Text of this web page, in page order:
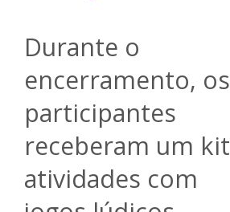
Durante o
encerramento, os
participantes
receberam um kit
atividades com